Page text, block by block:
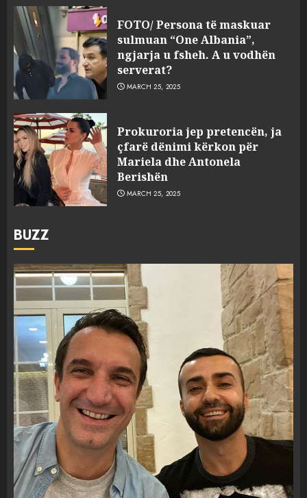
FOTO/ Persona të maskuar
sulmuan “One Albania”,
ngjarja u fsheh. A u vodhën
serverat?
MARCH 25, 2025
Prokuroria jep pretencën, ja
çfarë dënimi kërkon për
Mariela dhe Antonela
Berishën
MARCH 25, 2025
BUZZ